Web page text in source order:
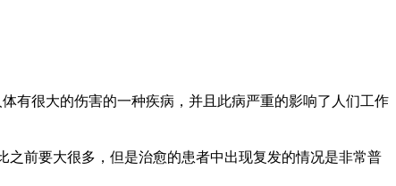
有很大的伤害的一种疾病，并且此病严重的影响了人们工作
前要大很多，但是治愈的患者中出现复发的情况是非常普